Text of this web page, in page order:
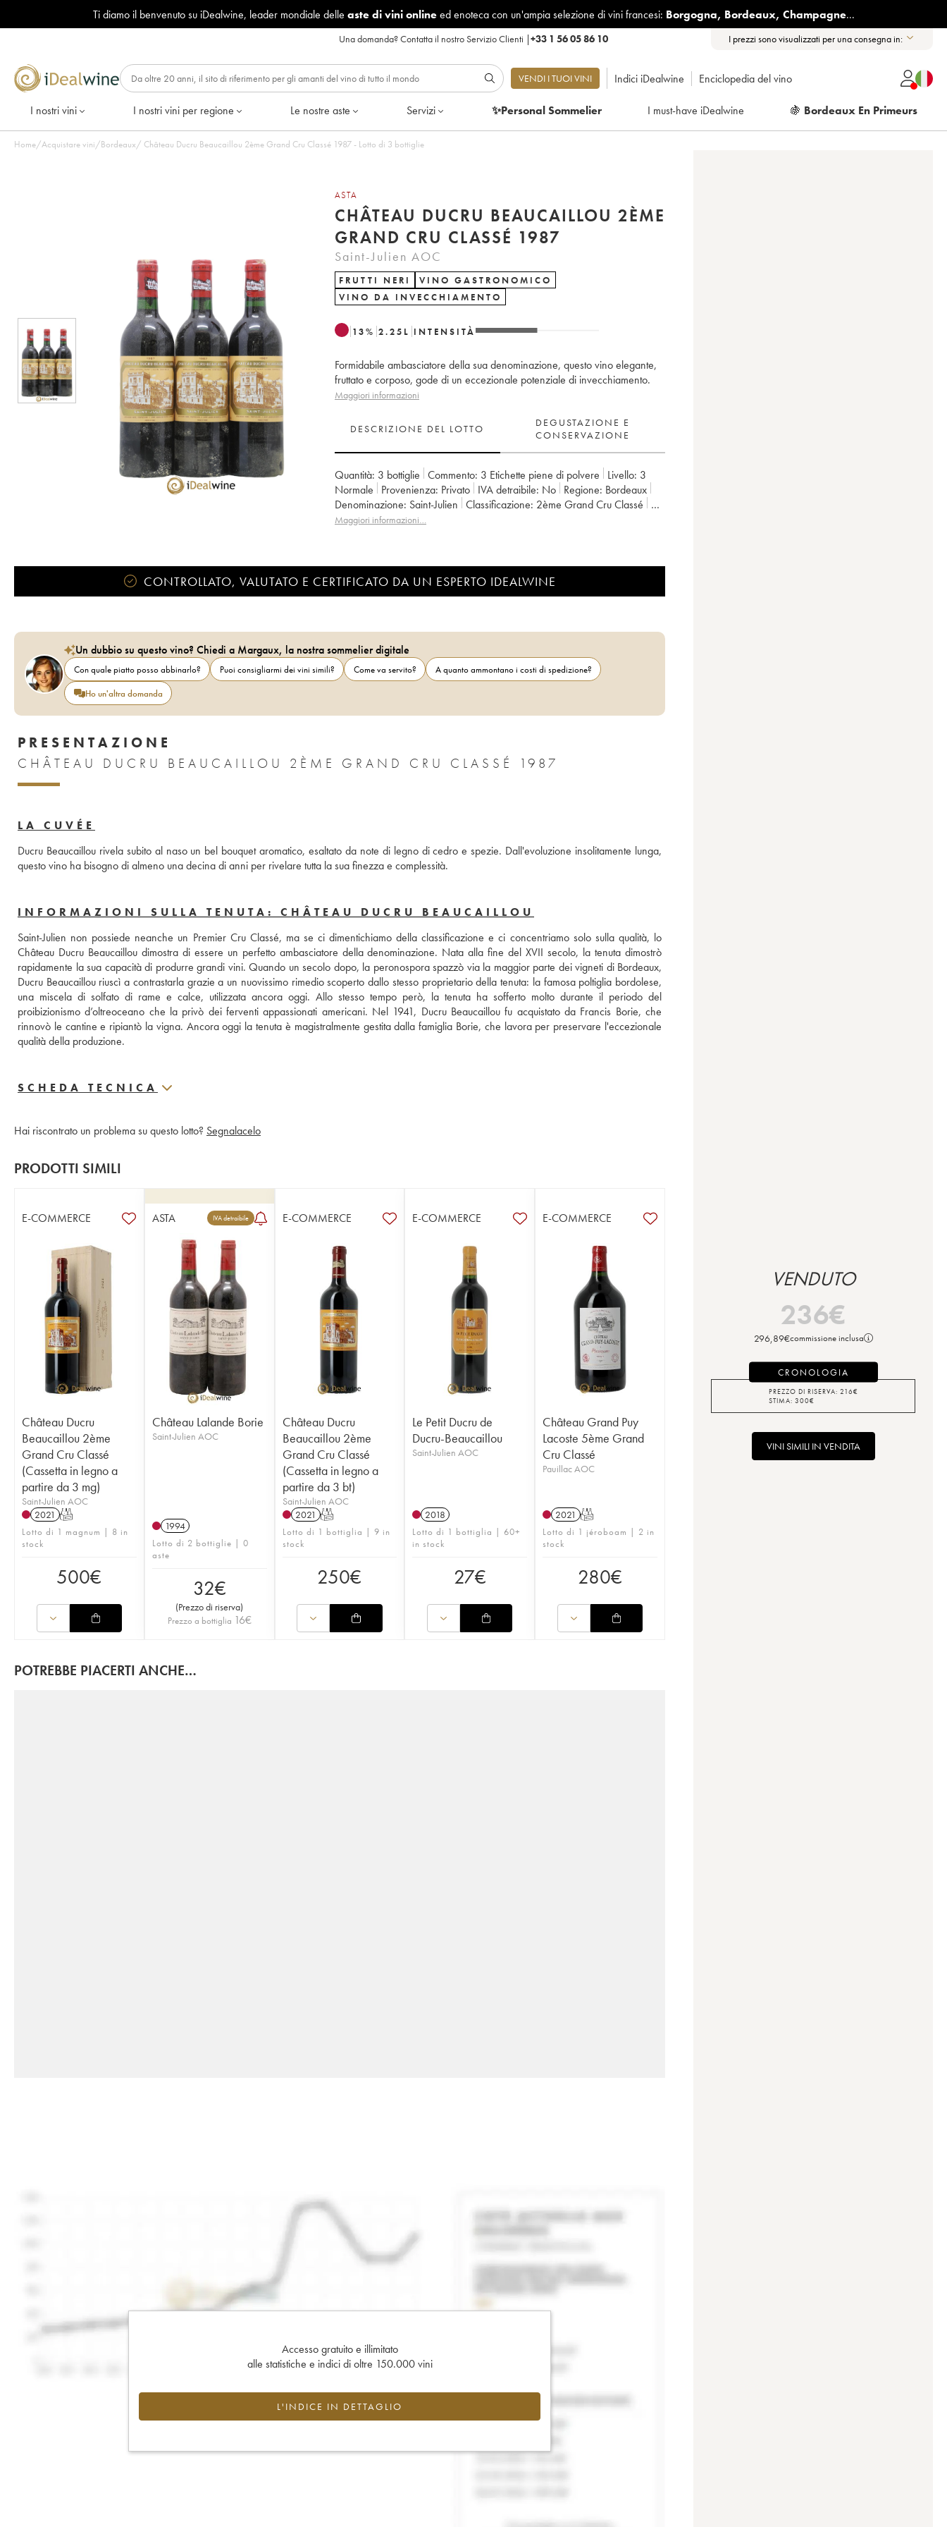
Ti diamo il benvenuto su iDealwine, leader mondiale delle aste di vini onlineed enoteca con un'ampia selezione di vini francesi: Borgogna, Bordeaux, Champagne...
Una domanda?Contatta il nostro Servizio Clienti |+33 1 56 05 86 10 I prezzi sono visualizzati per una consegna in:
VENDI I TUOI VINI Indici iDealwine Enciclopedia del vino
I nostri vini I nostri vini per regione Le nostre aste Servizi ✨Personal Sommelier I must-have iDealwine 🍇 Bordeaux En Primeurs
Home/Acquistare vini/Bordeaux/ Château Ducru Beaucaillou 2ème Grand Cru Classé 1987 - Lotto di 3 bottiglie
ASTA
CHÂTEAU DUCRU BEAUCAILLOU 2ÈME
GRAND CRU CLASSÉ 1987
Saint-Julien AOC
FRUTTI NERI
VINO GASTRONOMICO
VINO DA INVECCHIAMENTO
13% 2.25 L INTENSITÀ
Formidabile ambasciatore della sua denominazione, questo vino elegante,
fruttato e corposo, gode di un eccezionale potenziale di invecchiamento.
Maggiori informazioni
DESCRIZIONE DEL LOTTO
DEGUSTAZIONE E
CONSERVAZIONE
Quantità: 3 bottiglie Commento: 3 Etichette piene di polvere Livello: 3
Normale
Provenienza: privato IVA detraibile: no Regione:
Bordeaux
Denominazione:
Saint-Julien Classificazione:
2ème Grand Cru Classé
Proprietario: Famille Borie
Maggiori informazioni…
CONTROLLATO, VALUTATO E CERTIFICATO DA UN ESPERTO IDEALWINE
Un dubbio su questo vino? Chiedi a Margaux, la nostra sommelier digitale
Con quale piatto posso abbinarlo? Puoi consigliarmi dei vini simili? Come va servito?
A quanto ammontano i costi di spedizione?
Ho un'altra domanda
PRESENTAZIONE
CHÂTEAU DUCRU BEAUCAILLOU 2ÈME GRAND CRU CLASSÉ 1987
LA CUVÉE
Ducru Beaucaillou rivela subito al naso un bel bouquet aromatico, esaltato da note di legno di cedro e spezie. Dall'evoluzione insolitamente lunga,
questo vino ha bisogno di almeno una decina di anni per rivelare tutta la sua finezza e complessità.
INFORMAZIONI SULLA TENUTA: CHÂTEAU DUCRU BEAUCAILLOU
Saint-Julien non possiede neanche un Premier Cru Classé, ma se ci dimentichiamo della classificazione e ci concentriamo solo sulla qualità, lo
Château Ducru Beaucaillou dimostra di essere un perfetto ambasciatore della denominazione. Nata alla fine del XVII secolo, la tenuta dimostrò
rapidamente la sua capacità di produrre grandi vini. Quando un secolo dopo, la peronospora spazzò via la maggior parte dei vigneti di Bordeaux,
Ducru Beaucaillou riuscì a contrastarla grazie a un nuovissimo rimedio scoperto dallo stesso proprietario della tenuta: la famosa poltiglia bordolese,
una miscela di solfato di rame e calce, utilizzata ancora oggi. Allo stesso tempo però, la tenuta ha sofferto molto durante il periodo del
proibizionismo d’oltreoceano che la privò dei ferventi appassionati americani. Nel 1941, Ducru Beaucaillou fu acquistato da Francis Borie, che
rinnovò le cantine e ripiantò la vigna. Ancora oggi la tenuta è magistralmente gestita dalla famiglia Borie, che lavora per preservare l'eccezionale
qualità della produzione.
SCHEDA TECNICA
Hai riscontrato un problema su questo lotto? Segnalacelo
PRODOTTI SIMILI
E-COMMERCE
Château Ducru
Beaucaillou 2ème
Grand Cru Classé
(Cassetta in legno a
partire da 3 mg)
Saint-Julien AOC
2021 T
Lotto di 1 magnum | 8 in
stock
500€
ASTA IVA detraibile
Château Lalande Borie
Saint-Julien AOC
1994
Lotto di 2 bottiglie | 0
aste
32€
(Prezzo di riserva)
Prezzo a bottiglia 16€
E-COMMERCE
Château Ducru
Beaucaillou 2ème
Grand Cru Classé
(Cassetta in legno a
partire da 3 bt)
Saint-Julien AOC
2021 T
Lotto di 1 bottiglia | 9 in
stock
250€
E-COMMERCE
Le Petit Ducru de
Ducru-Beaucaillou
Saint-Julien AOC
2018
Lotto di 1 bottiglia | 60+
in stock
27€
E-COMMERCE
Château Grand Puy
Lacoste 5ème Grand
Cru Classé
Pauillac AOC
2021 T
Lotto di 1 jéroboam | 2 in
stock
280€
POTREBBE PIACERTI ANCHE…
Accesso gratuito e illimitato
alle statistiche e indici di oltre 150.000 vini
L'INDICE IN DETTAGLIO
VENDUTO
236€
296,89€commissione inclusa
CRONOLOGIA
PREZZO DI RISERVA: 216€
STIMA: 300€
VINI SIMILI IN VENDITA